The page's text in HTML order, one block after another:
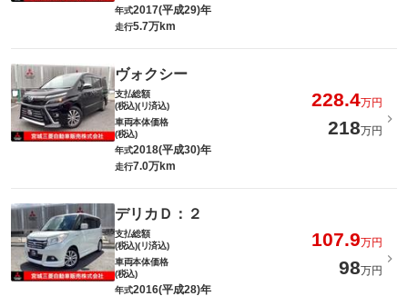
年式2017(平成29)年
走行5.7万km
ヴォクシー
支払総額
(税込)(リ済込)
228.4万円
車両本体価格
(税込)
218万円
年式2018(平成30)年
走行7.0万km
デリカＤ：２
支払総額
(税込)(リ済込)
107.9万円
車両本体価格
(税込)
98万円
年式2016(平成28)年